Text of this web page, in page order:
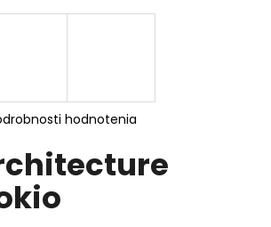
hodnotenia
HĽADAŤ